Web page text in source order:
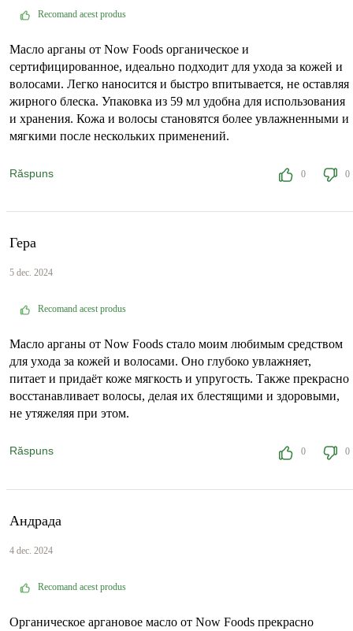
Recomand acest produs
Масло арганы от Now Foods органическое и
сертифицированное, идеально подходит для ухода за кожей и
волосами. Легко наносится и быстро впитывается, не оставляя
жирного блеска. Упаковка из 59 мл удобна для использования
и хранения. Кожа и волосы становятся более увлажненными и
мягкими после нескольких применений.
Răspuns 0 0
Гера
5 dec. 2024
Recomand acest produs
Масло арганы от Now Foods стало моим любимым средством
для ухода за кожей и волосами. Оно глубоко увлажняет,
питает и придаёт коже мягкость и упругость. Также прекрасно
восстанавливает волосы, делая их блестящими и здоровыми,
не утяжеляя при этом.
Răspuns 0 0
Андрада
4 dec. 2024
Recomand acest produs
Органическое аргановое масло от Now Foods прекрасно